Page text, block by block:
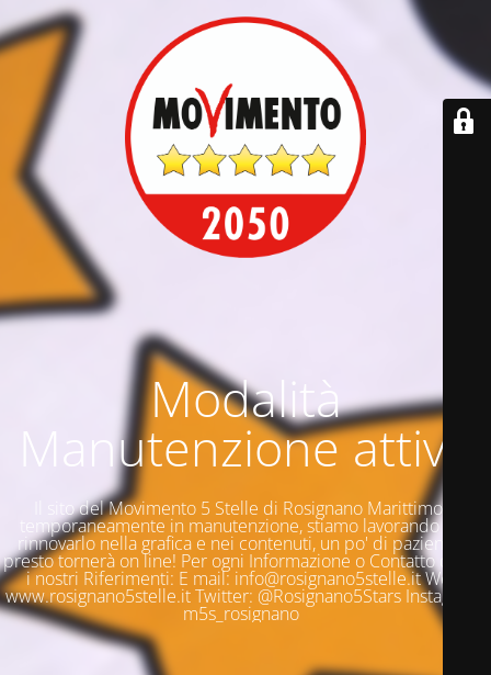
Modalità
Manutenzione attiva
Il sito del Movimento 5 Stelle di Rosignano Marittimo è
temporaneamente in manutenzione, stiamo lavorando per
rinnovarlo nella grafica e nei contenuti, un po' di pazienza e
presto tornerà on line! Per ogni Informazione o Contatto questi
i nostri Riferimenti: E mail: info@rosignano5stelle.it Web:
www.rosignano5stelle.it Twitter: @Rosignano5Stars Instagram:
m5s_rosignano